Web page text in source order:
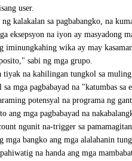
user.
kalakalan sa pagbabangko, na
eksepsyon na iyon ay masyadong
iminungkahing wika ay may
sabi ng mga grupo.
tiyak na kahilingan tungkol sa
sa mga pagbabayad na "katumbas
potensyal na programa ng
ang mga pagbabayad na
ngunit na-trigger sa
mga bangko ang mga alalahanin
na handa ang mga